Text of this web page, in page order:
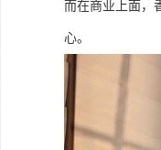
而在商业上面，
心。